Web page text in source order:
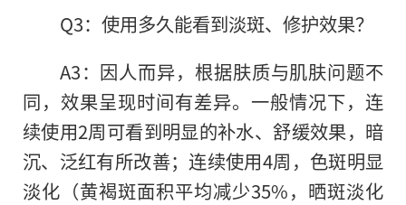
Q3：使用多久能看到淡斑、修护效果？
A3：因人而异，根据肤质与肌肤问题不
同，效果呈现时间有差异。一般情况下，连
续使用2周可看到明显的补水、舒缓效果，暗
沉、泛红有所改善；连续使用4周，色斑明显
淡化（黄褐斑面积平均减少35%，晒斑淡化